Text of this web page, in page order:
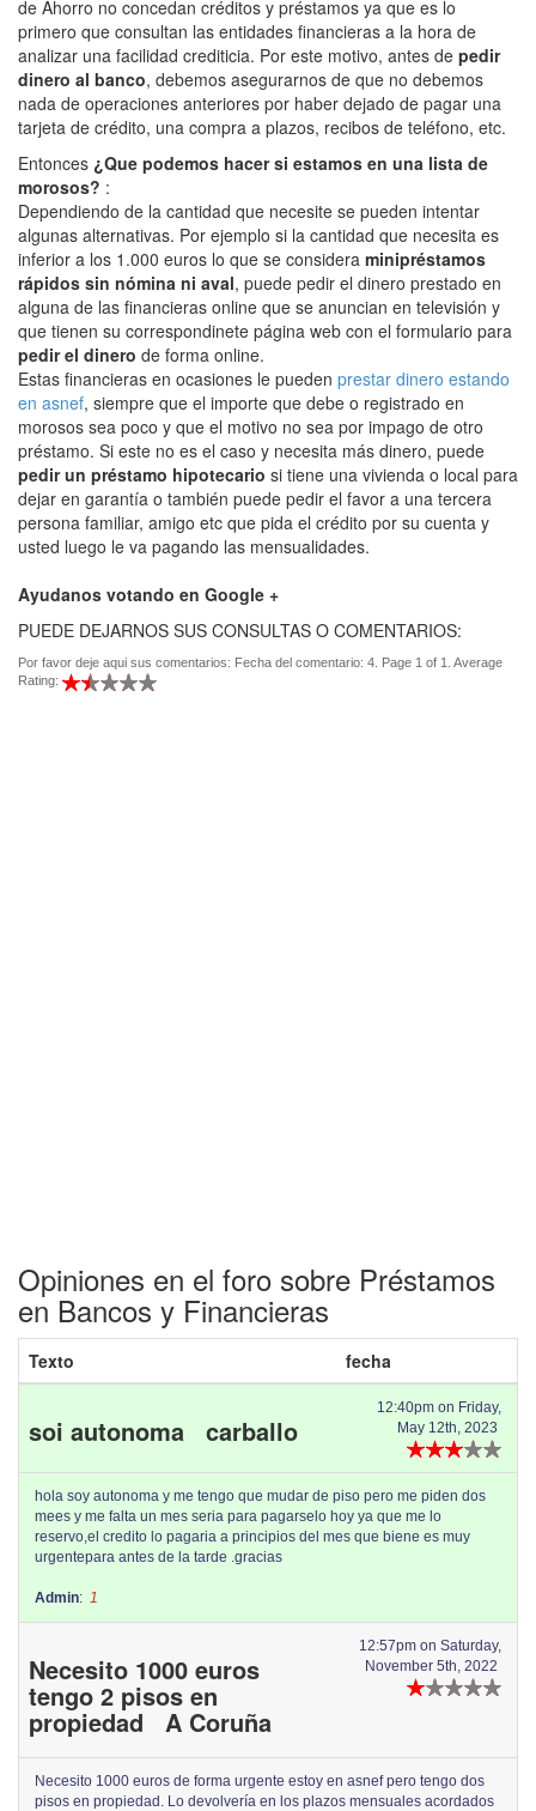
de Ahorro no concedan créditos y préstamos ya que es lo
primero que consultan las entidades financieras a la hora de
analizar una facilidad crediticia. Por este motivo, antes de pedir
dinero al banco, debemos asegurarnos de que no debemos
nada de operaciones anteriores por haber dejado de pagar una
tarjeta de crédito, una compra a plazos, recibos de teléfono, etc.
Entonces ¿Que podemos hacer si estamos en una lista de
morosos? :
Dependiendo de la cantidad que necesite se pueden intentar
algunas alternativas. Por ejemplo si la cantidad que necesita es
inferior a los 1.000 euros lo que se considera minipréstamos
rápidos sin nómina ni aval, puede pedir el dinero prestado en
alguna de las financieras online que se anuncian en televisión y
que tienen su correspondinete página web con el formulario para
pedir el dinero de forma online.
Estas financieras en ocasiones le pueden prestar dinero estando
en asnef, siempre que el importe que debe o registrado en
morosos sea poco y que el motivo no sea por impago de otro
préstamo. Si este no es el caso y necesita más dinero, puede
pedir un préstamo hipotecario si tiene una vivienda o local para
dejar en garantía o también puede pedir el favor a una tercera
persona familiar, amigo etc que pida el crédito por su cuenta y
usted luego le va pagando las mensualidades.
Ayudanos votando en Google +
PUEDE DEJARNOS SUS CONSULTAS O COMENTARIOS:
Por favor deje aqui sus comentarios: Fecha del comentario: 4. Page 1 of 1. Average
Rating:
Opiniones en el foro sobre Préstamos
en Bancos y Financieras
Texto fecha
soi autonoma carballo
12:40pm on Friday,
May 12th, 2023
hola soy autonoma y me tengo que mudar de piso pero me piden dos
mees y me falta un mes seria para pagarselo hoy ya que me lo
reservo,el credito lo pagaria a principios del mes que biene es muy
urgentepara antes de la tarde .gracias
Admin: 1
Necesito 1000 euros
tengo 2 pisos en
propiedad A Coruña
12:57pm on Saturday,
November 5th, 2022
Necesito 1000 euros de forma urgente estoy en asnef pero tengo dos
pisos en propiedad. Lo devolvería en los plazos mensuales acordados